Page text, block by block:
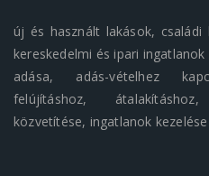
új és használt lakások,
kereskedelmi és ipari
adása, adás-vételhez
felújításhoz,
közvetítése, ingatlanok kezelése